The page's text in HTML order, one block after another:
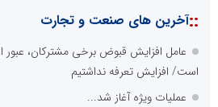
::آخرین های صنعت و تجارت
عامل افزایش قبوض برخی مشترکان، عبور
است/ افزایش تعرفه نداشتیم
عملیات ویژه آغاز شد...